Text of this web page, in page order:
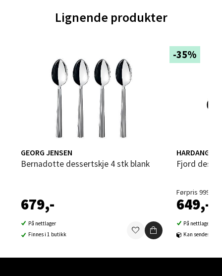
Lignende produkter
GEORG JENSEN
Bernadotte dessertskje 4 stk blank
679,-
På nettlager
Finnes i 1 butikk
-35%
HARDANGER
Fjord
Førpris 999,-
649,-
På nettlager
Kan sendes til
Trondheim - Sirkus Shopping
Falkenborgveien 5, 7044 Trondheim
Åpent i dag 09-21
0 i butikk
Velg
Ski - Thon Senter Ski
Ski Storsenter, Jernbanesvingen 6, 1400 Ski